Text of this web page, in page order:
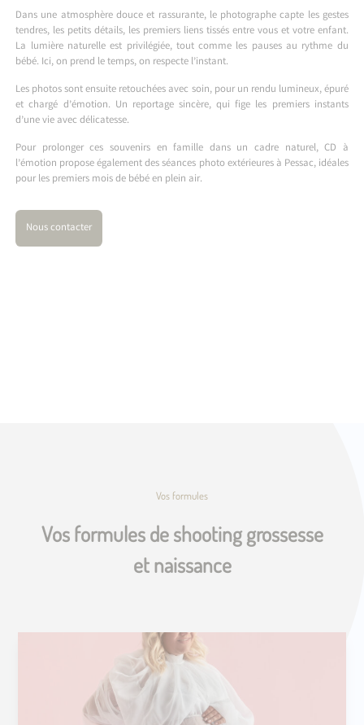
Dans une atmosphère douce et rassurante, le photographe capte les gestes
tendres, les petits détails, les premiers liens tissés entre vous et votre enfant.
La lumière naturelle est privilégiée, tout comme les pauses au rythme du
bébé. Ici, on prend le temps, on respecte l’instant.
Les photos sont ensuite retouchées avec soin, pour un rendu lumineux, épuré
et chargé d’émotion. Un reportage sincère, qui fige les premiers instants
d’une vie avec délicatesse.
Pour prolonger ces souvenirs en famille dans un cadre naturel, CD à
l’émotion propose également desséances photo extérieures à Pessac, idéales
pour les premiers mois de bébé en plein air.
Nous contacter
Vos formules
Vos formules de shooting grossesse
et naissance